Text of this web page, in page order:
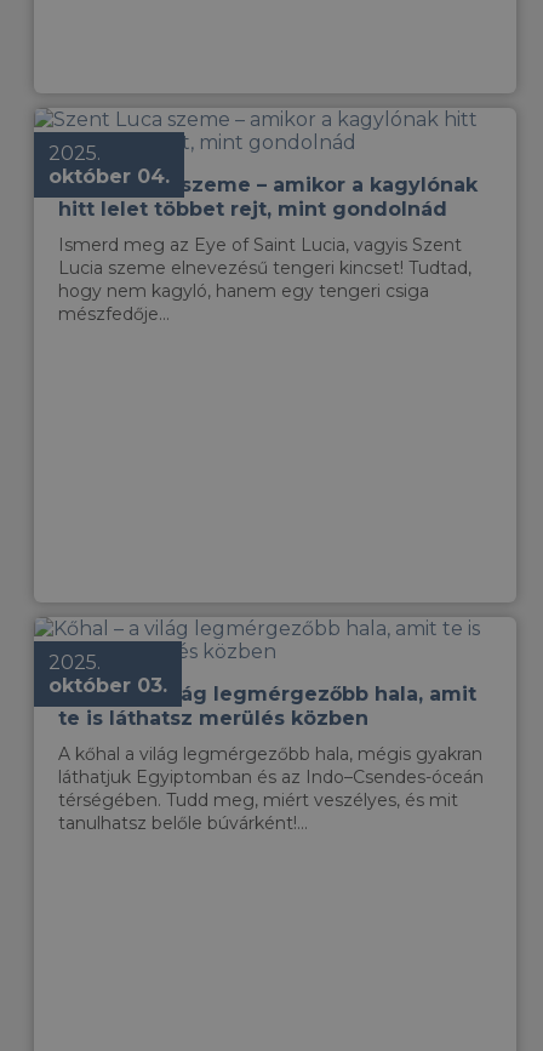
2025.
október 04.
Szent Luca szeme – amikor a kagylónak
hitt lelet többet rejt, mint gondolnád
Ismerd meg az Eye of Saint Lucia, vagyis Szent
Lucia szeme elnevezésű tengeri kincset! Tudtad,
hogy nem kagyló, hanem egy tengeri csiga
mészfedője...
2025.
október 03.
Kőhal – a világ legmérgezőbb hala, amit
te is láthatsz merülés közben
A kőhal a világ legmérgezőbb hala, mégis gyakran
láthatjuk Egyiptomban és az Indo–Csendes-óceán
térségében. Tudd meg, miért veszélyes, és mit
tanulhatsz belőle búvárként!...